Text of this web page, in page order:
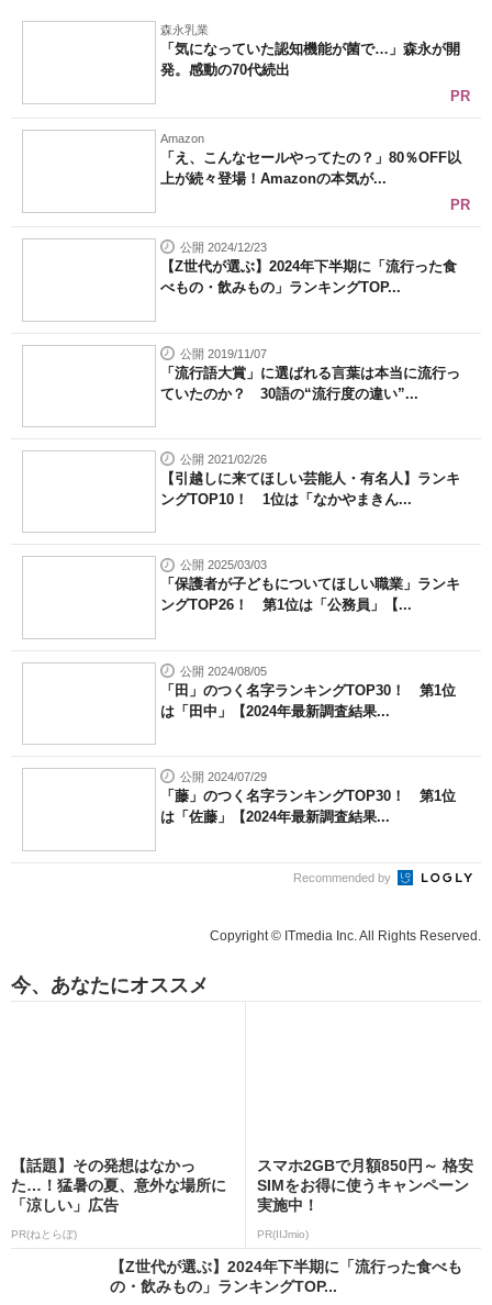
森永乳業
「気になっていた認知機能が菌で…」森永が開
発。感動の70代続出
PR
Amazon
「え、こんなセールやってたの？」80％OFF以
上が続々登場！Amazonの本気が...
PR
公開 2024/12/23
【Z世代が選ぶ】2024年下半期に「流行った食
べもの・飲みもの」ランキングTOP...
公開 2019/11/07
「流行語大賞」に選ばれる言葉は本当に流行っ
ていたのか？ 30語の“流行度の違い”...
公開 2021/02/26
【引越しに来てほしい芸能人・有名人】ランキ
ングTOP10！ 1位は「なかやまきん...
公開 2025/03/03
「保護者が子どもについてほしい職業」ランキ
ングTOP26！ 第1位は「公務員」【...
公開 2024/08/05
「田」のつく名字ランキングTOP30！ 第1位
は「田中」【2024年最新調査結果...
公開 2024/07/29
「藤」のつく名字ランキングTOP30！ 第1位
は「佐藤」【2024年最新調査結果...
Recommended by
Copyright © ITmedia Inc. All Rights Reserved.
今、あなたにオススメ
【話題】その発想はなかっ
た…！猛暑の夏、意外な場所に
「涼しい」広告
PR(ねとらぼ)
スマホ2GBで月額850円～ 格安
SIMをお得に使うキャンペーン
実施中！
PR(IIJmio)
【Z世代が選ぶ】2024年下半期に「流行った食べも
の・飲みもの」ランキングTOP...